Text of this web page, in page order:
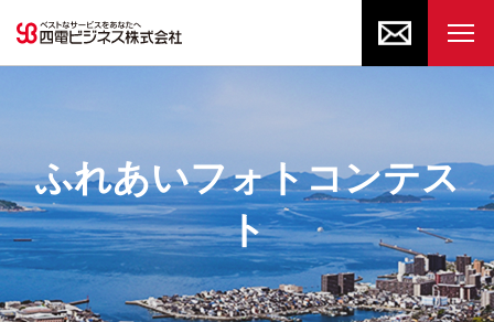
ふれあいフォトコンテス
ト